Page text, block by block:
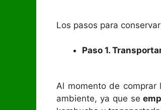
Los pasos para
Paso 1.
Al momento de
ambiente, ya que se